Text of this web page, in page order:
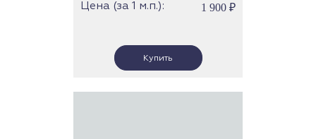
Цена (за 1 м.п.):
1 900 ₽